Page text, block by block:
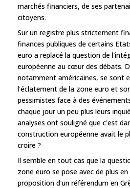
marchés financiers, de ses
citoyens.
Sur un registre plus strictement
finances publiques de certains
euro a replacé la question de
européenne au cœur des débats.
notamment américaines, se sont
l'éclatement de la zone euro et
pessimistes face à des
chaque jour un peu plus leurs
analyses ont souligné que c'est
construction européenne avait le
croire ?
Il semble en tout cas que la
zone euro se pose avec de plus
proposition d'un référendum en